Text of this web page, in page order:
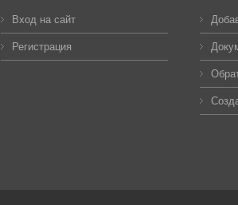
Вход на сайт
Регистрация